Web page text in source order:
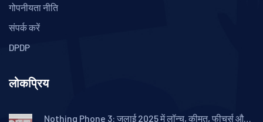
गोपनीयता नीति
संपर्क करें
DPDP
लोकप्रिय
Nothing Phone 3: जुलाई 2025 में लॉन्च, कीमत, फीचर्स और